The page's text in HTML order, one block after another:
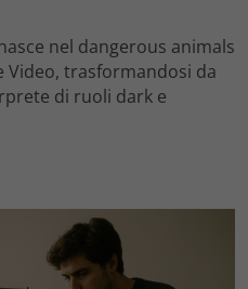
nel dangerous animals
trasformandosi da
di ruoli dark e